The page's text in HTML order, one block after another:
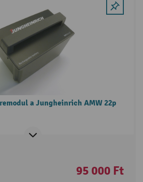
a Jungheinrich AMW 22p
95 000 Ft